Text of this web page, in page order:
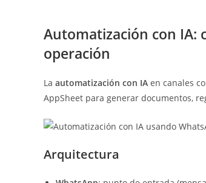
Automatización con IA:
operación
La automatización con IA en canales
AppSheet para generar documentos,
Arquitectura